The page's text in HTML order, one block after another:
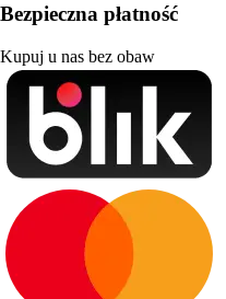
Bezpieczna płatność
Kupuj u nas bez obaw